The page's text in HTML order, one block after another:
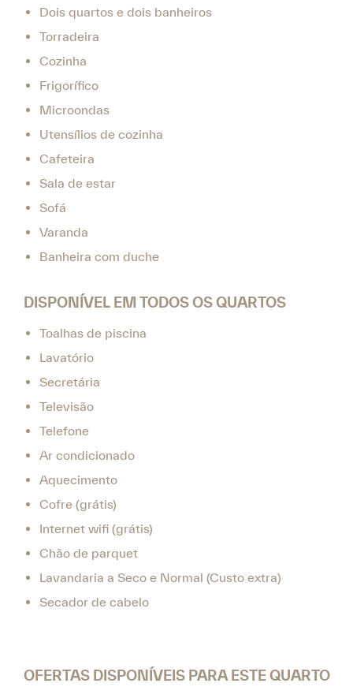
Dois quartos e dois banheiros
Torradeira
Cozinha
Frigorífico
Microondas
Utensílios de cozinha
Cafeteira
Sala de estar
Sofá
Varanda
Banheira com duche
DISPONÍVEL EM TODOS OS QUARTOS
Toalhas de piscina
Lavatório
Secretária
Televisão
Telefone
Ar condicionado
Aquecimento
Cofre (grátis)
Internet wifi (grátis)
Chão de parquet
Lavandaria a Seco e Normal (Custo extra)
Secador de cabelo
OFERTAS DISPONÍVEIS PARA ESTE QUARTO